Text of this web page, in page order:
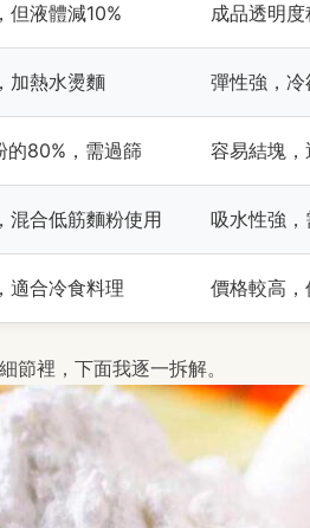
但液體減10% 成品透明
加熱水燙麵 彈性強，
的80%，需過篩 容易結塊
混合低筋麵粉使用 吸水性強
適合冷食料理 價格較高
節裡，下面我逐一拆解。